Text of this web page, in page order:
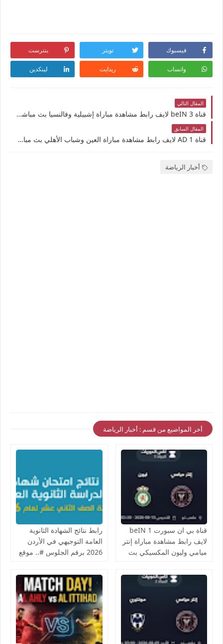
فيسبوك تويتر بنترست
واتساب ريدايت لينكدين
المقال التالي
قناة beIN 3 لايف رابط مشاهدة مباراة إشبيلية وفالنسيا بث مباشر بتاريخ 11-1-2025 الدوري الإسباني يوتيوب بدون تقطيع
المقال السابق
قناة AD 1 لايف رابط مشاهدة مباراة العين وشباب الأهلي بث مباشر بتاريخ 10-1-2025 دوري أدنوك للمحترفين يوتيوب بدون تقطيع
أخبار الرياضة
أخر المواضيع من قسم : أخبار الرياضة
قناة بي ان سبورت beIN 1
لايف رابط مشاهدة مباراة إنتر
ميامي وليون المكسيكي بث
بطولة كأس الدوريات الودية
يوتيوب بدون تقطيع
رابط نتائج الشهادة الثانوية
العامة التوجيهي في الأردن
2026 برقم الجلوس #.. موقع
tawjihi.jo وأسماء الأوائل